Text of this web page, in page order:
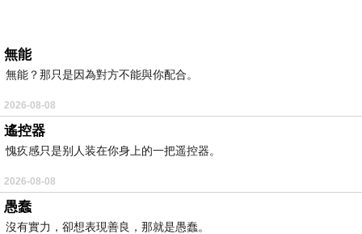
無能
無能？那只是因為對方不能與你配合。
2026-08-08
遙控器
愧疚感只是别人装在你身上的一把遥控器。
2026-08-08
愚蠢
沒有實力，卻想表現善良，那就是愚蠢。